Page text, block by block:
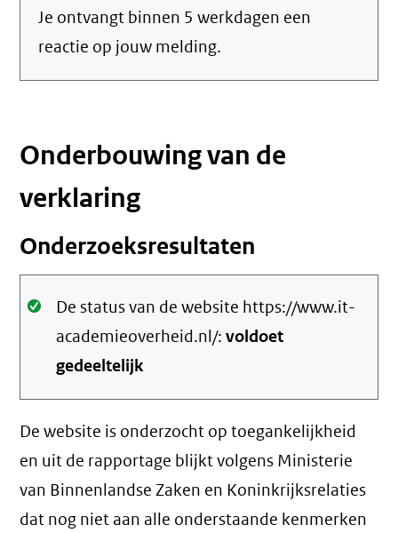
Je ontvangt binnen 5 werkdagen een
reactie op jouw melding.
Onderbouwing van de
verklaring
Onderzoeksresultaten
Oké.
De status van de website https://www.it-
academieoverheid.nl/:voldoet
gedeeltelijk
De website is onderzocht op toegankelijkheid
en uit de rapportage blijkt volgens Ministerie
van Binnenlandse Zaken en Koninkrijksrelaties
dat nog niet aan alle onderstaande kenmerken